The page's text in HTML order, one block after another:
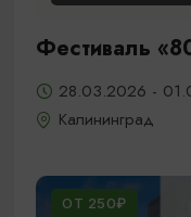
Фестиваль
28.03.2026 -
Калининград
ОТ 250₽